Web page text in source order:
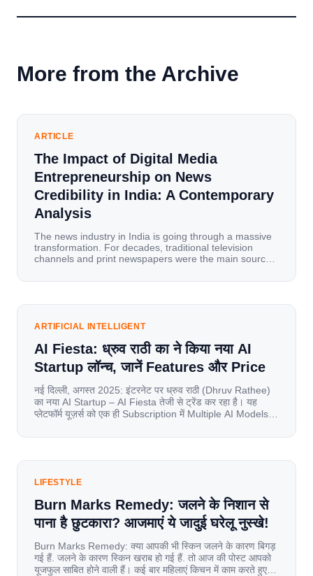
More from the Archive
ARTICLE
The Impact of Digital Media
Entrepreneurship on News
Credibility in India: A Contemporary
Analysis
The news industry in India is going through a massive
transformation. For decades, traditional television
channels and print newspapers were the main sources
mobile data, affordable smartphones, and high-speed
has become a mobile-first market where consumers
ARTIFICIAL INTELLIGENT
AI Fiesta: ध्रुव राठी का ने किया नया AI
Startup लॉन्च, जानें Features और Price
नई दिल्ली, अगस्त 2025: इंटरनेट पर ध्रुव राठी (Dhruv Rathee)
का नया AI Startup – AI Fiesta तेजी से ट्रेंड कर रहा है। यह
प्लेटफॉर्म यूज़र्स को एक ही Subscription में Multiple AI Models
यूज़र्स का जबरदस्त रिस्पॉन्स लॉन्च के तुरंत […]
LIFESTYLE
Burn Marks Remedy: जलने के निशान से
पाना है छुटकारा? आजमाएं ये जादुई घरेलू नुस्खे!
Burn Marks Remedy: क्या आपकी भी स्किन जलने के कारण बिगड़
गई हैं. जलने के कारण स्किन खराब हो गई हैं. तो आज की पोस्ट आपको
यूजफुल साबित होने वाली हैं। कई बार महिलाएं किचन में काम करते हुए